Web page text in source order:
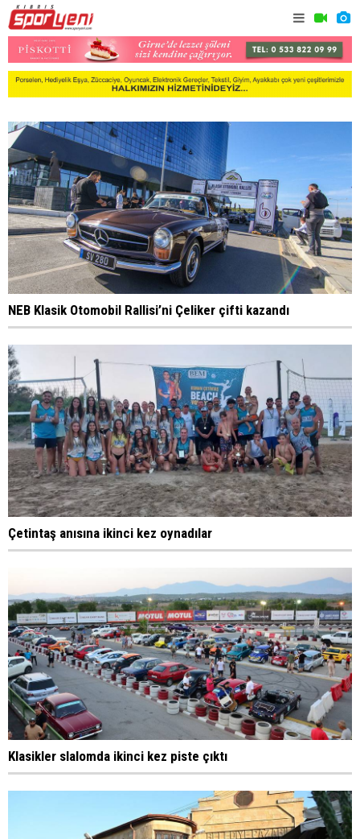
NEB Klasik Otomobil Rallisi’ni Çeliker çifti kazandı
Çetintaş anısına ikinci kez oynadılar
Klasikler slalomda ikinci kez piste çıktı